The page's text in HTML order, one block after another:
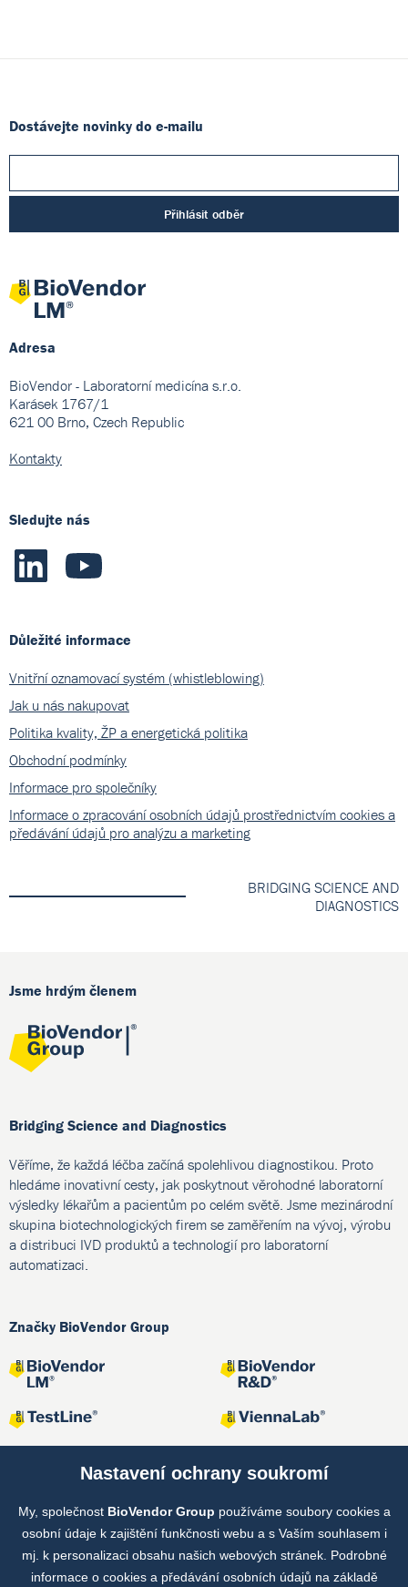
Dostávejte novinky do e-mailu
Přihlásit odběr
Adresa
BioVendor - Laboratorní medicína s.r.o.
Karásek 1767/1
621 00 Brno, Czech Republic
Kontakty
Sledujte nás
Důležité informace
Vnitřní oznamovací systém (whistleblowing)
Jak u nás nakupovat
Politika kvality, ŽP a energetická politika
Obchodní podmínky
Informace pro společníky
Informace o zpracování osobních údajů prostřednictvím cookies a
předávání údajů pro analýzu a marketing
BRIDGING SCIENCE AND
DIAGNOSTICS
Jsme hrdým členem
Bridging Science and Diagnostics
Věříme, že každá léčba začíná spolehlivou diagnostikou. Proto
hledáme inovativní cesty, jak poskytnout věrohodné laboratorní
výsledky lékařům a pacientům po celém světě. Jsme mezinárodní
skupina biotechnologických firem se zaměřením na vývoj, výrobu
a distribuci IVD produktů a technologií pro laboratorní
automatizaci.
Značky BioVendor Group
Společné projekty
Nastavení ochrany soukromí
My, společnost BioVendor Group používáme soubory cookies a
osobní údaje k zajištění funkčnosti webu a s Vaším souhlasem i
mj. k personalizaci obsahu našich webových stránek. Podrobné
informace o cookies a předávání osobních údajů na základě